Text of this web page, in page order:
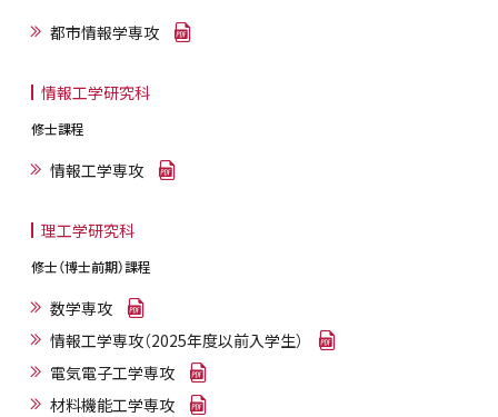
都市情報学専攻
情報工学研究科
修士課程
情報工学専攻
理工学研究科
修士（博士前期）課程
数学専攻
情報工学専攻（2025年度以前入学生）
電気電子工学専攻
材料機能工学専攻